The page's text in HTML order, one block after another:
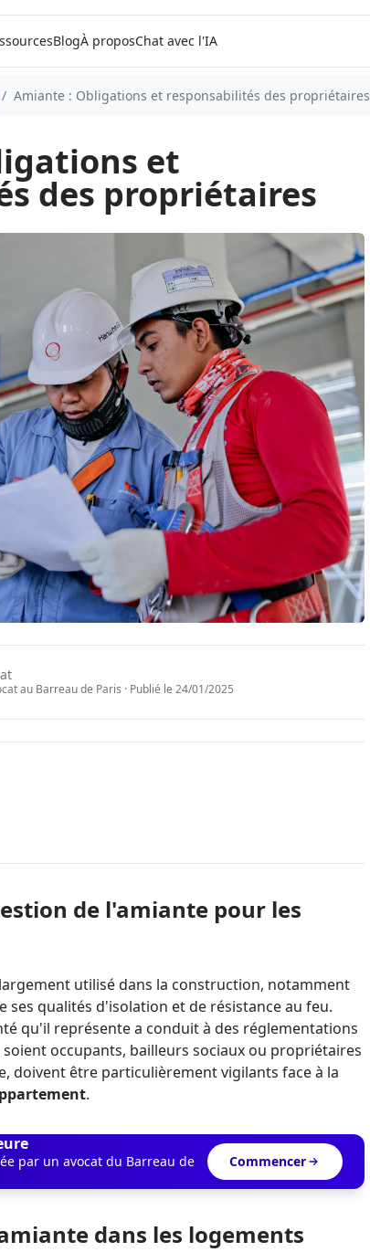
BlogÀ proposChat avec l'IA
Amiante : Obligations et responsabilités des propriétaires
et
des propriétaires
au Barreau de Paris · Publié le 24/01/2025
de l'amiante pour les
utilisé dans la construction, notamment
ses qualités d'isolation et de résistance au feu.
qu'il représente a conduit à des réglementations
occupants, bailleurs sociaux ou propriétaires
doivent être particulièrement vigilants face à la
.
par un avocat du Barreau de
Commencer
dans les logements